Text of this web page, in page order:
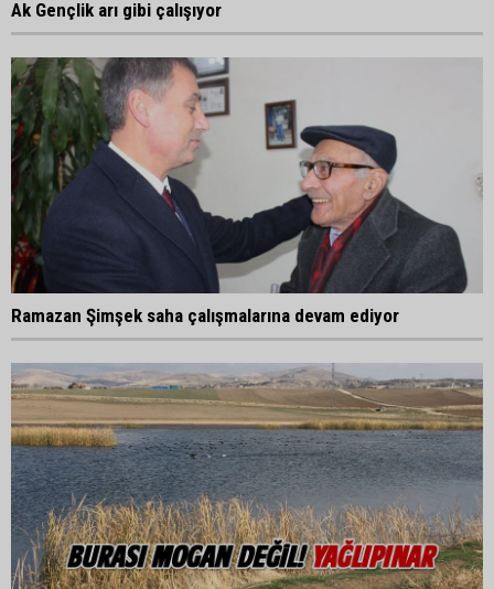
Ak Gençlik arı gibi çalışıyor
Ramazan Şimşek saha çalışmalarına devam ediyor